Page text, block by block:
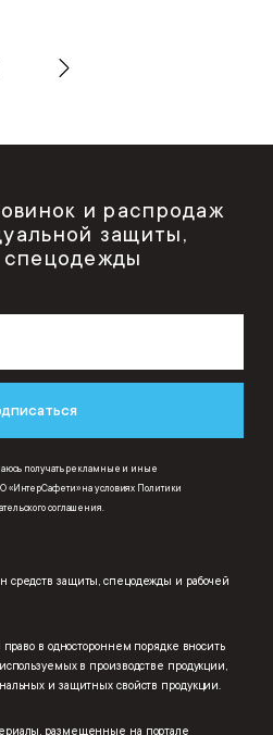
и распродаж
защиты,
спецодежды
получать рекламные и иные
«ИнтерСафети» на условиях Политики
соглашения.
средств защиты, спецодежды и рабочей
право в одностороннем порядке вносить
в производстве продукции,
и защитных свойств продукции.
размещенные на портале